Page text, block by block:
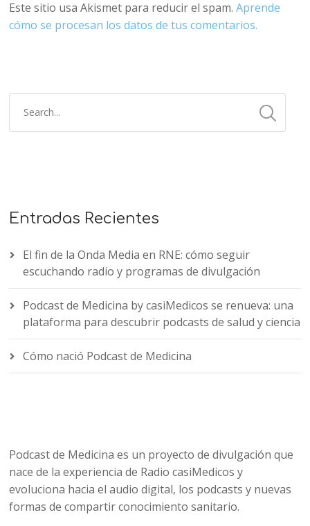
Este sitio usa Akismet para reducir el spam.Aprende
cómo se procesan los datos de tus comentarios.
Entradas Recientes
El fin de la Onda Media en RNE: cómo seguir
escuchando radio y programas de divulgación
Podcast de Medicina by casiMedicos se renueva: una
plataforma para descubrir podcasts de salud y ciencia
Cómo nació Podcast de Medicina
Podcast de Medicina es un proyecto de divulgación que
nace de la experiencia de Radio casiMedicos y
evoluciona hacia el audio digital, los podcasts y nuevas
formas de compartir conocimiento sanitario.